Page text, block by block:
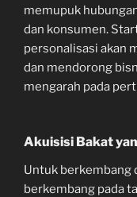
memupuk
dan konsumen.
personalisasi akan
dan mendorong
mengarah pada
Akuisisi Bakat
Untuk berkembang
berkembang pada